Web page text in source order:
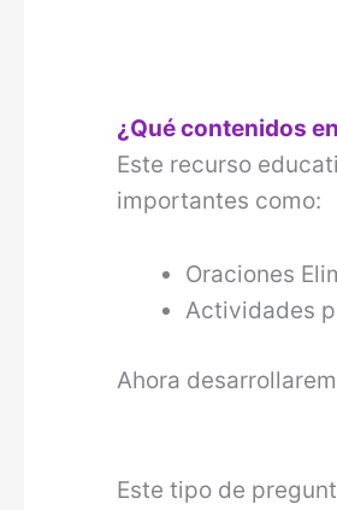
¿Qué contenidos
Este recurso
importantes como:
Oraciones
Actividades
Ahora
Este tipo de